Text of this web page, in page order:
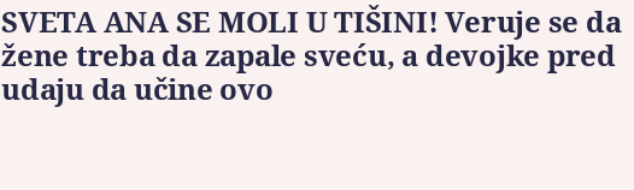
SVETA ANA SE MOLI U TIŠINI! Veruje se da
žene treba da zapale sveću, a devojke pred
udaju da učine ovo